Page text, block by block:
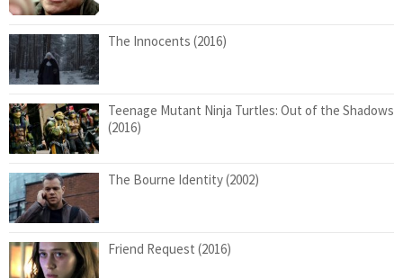
The Innocents (2016)
Teenage Mutant Ninja Turtles: Out of the Shadows
(2016)
The Bourne Identity (2002)
Friend Request (2016)